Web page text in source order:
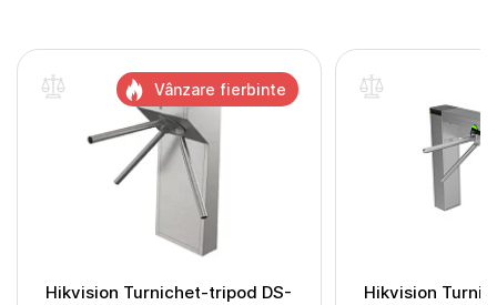
Hikvision Turnichet-tripod DS-
Vânzare fierbinte
Hikvision